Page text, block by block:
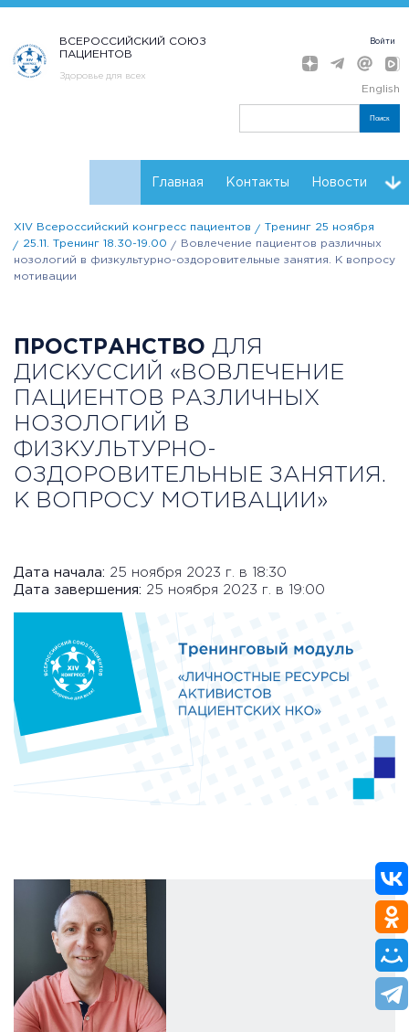
ВСЕРОССИЙСКИЙ СОЮЗ
ПАЦИЕНТОВ
Здоровье для всех
Войти
English
Поиск
Главная Контакты Новости
Расписание Мнения Партнеры Конгресса
XIV Всероссийский конгресс пациентов
Тренинг 25 ноября
25.11. Тренинг 18.30-19.00
Вовлечение пациентов различных
нозологий в физкультурно-оздоровительные занятия. К вопросу
мотивации
ПРОСТРАНСТВО ДЛЯ
ДИСКУССИЙ «ВОВЛЕЧЕНИЕ
ПАЦИЕНТОВ РАЗЛИЧНЫХ
НОЗОЛОГИЙ В
ФИЗКУЛЬТУРНО-
ОЗДОРОВИТЕЛЬНЫЕ ЗАНЯТИЯ.
К ВОПРОСУ МОТИВАЦИИ»
Дата начала: 25 ноября 2023 г. в 18:30
Дата завершения: 25 ноября 2023 г. в 19:00